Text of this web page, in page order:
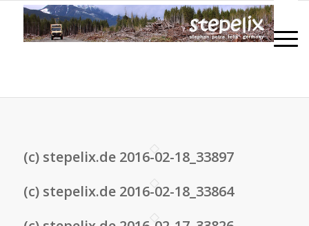
(c) stepelix.de 2016-02-18_33897
(c) stepelix.de 2016-02-18_33864